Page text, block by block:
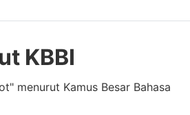
KBBI
menurut Kamus Besar Bahasa